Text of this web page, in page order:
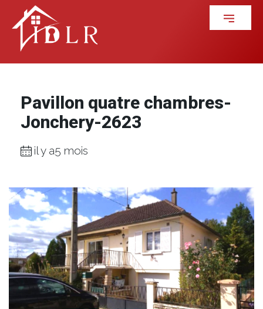
Pavillon quatre chambres-
Jonchery-2623
il y a5 mois